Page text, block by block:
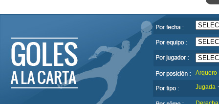
Arquero
Jugada